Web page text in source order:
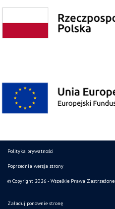
Polityka prywatności
Poprzednia wersja strony
© Copyright 2026 - Wszelkie Prawa Zastrzeżone
Załaduj ponownie stronę